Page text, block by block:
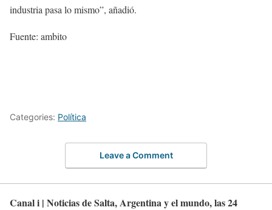
industria pasa lo mismo”, añadió.
Fuente: ambito
Categories: Política
Leave a Comment
Canal i | Noticias de Salta, Argentina y el mundo, las 24